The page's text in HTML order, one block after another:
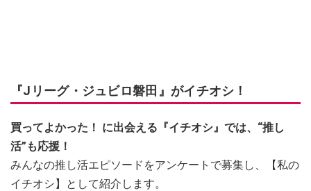
『Jリーグ・ジュビロ磐田』がイチオシ！
買ってよかった！ に出会える『イチオシ』では、“推し
活”も応援！
みんなの推し活エピソードをアンケートで募集し、【私の
イチオシ】として紹介します。